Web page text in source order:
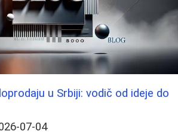
u Srbiji: vodič od ideje do
07-04